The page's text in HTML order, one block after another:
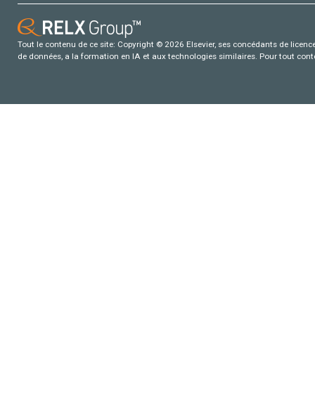
Tout le contenu de ce site: Copyright © 2026 Elsevier, ses concédants de
de données, a la formation en IA et aux technologies similaires. Pour tout